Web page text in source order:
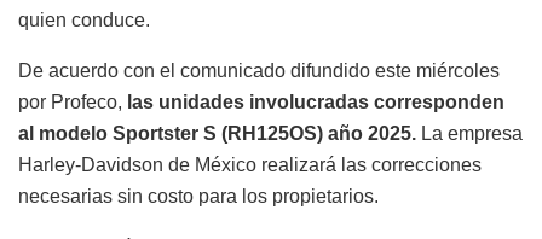
quien conduce.
De acuerdo con el comunicado difundido este miércoles
por Profeco, las unidades involucradas corresponden
al modelo Sportster S (RH125OS) año 2025. La empresa
Harley-Davidson de México realizará las correcciones
necesarias sin costo para los propietarios.